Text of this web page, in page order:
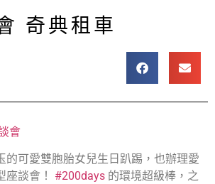
奇典租車
會
的可愛雙胞胎女兒生日趴踢，也辦理愛
座談會！ #200days 的環境超級棒，之